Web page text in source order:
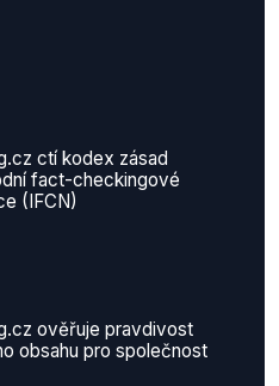
ctí kodex zásad
fact-checkingové
(IFCN)
ověřuje pravdivost
obsahu pro společnost